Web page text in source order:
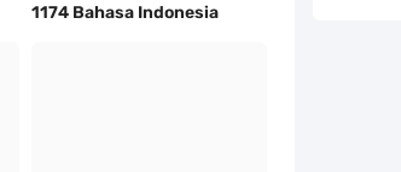
1174 Bahasa Indonesia